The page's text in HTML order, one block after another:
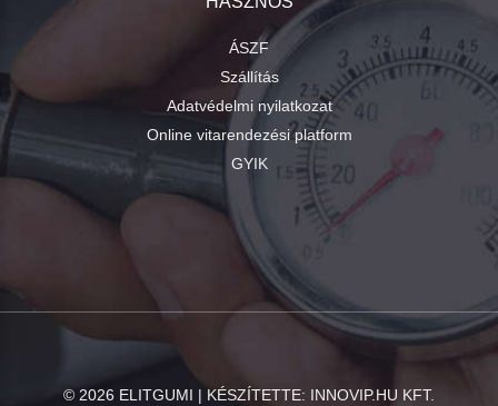
ÁSZF
Szállítás
Adatvédelmi nyilatkozat
Online vitarendezési platform
GYIK
© 2026 ELITGUMI | KÉSZÍTETTE: INNOVIP.HU KFT.